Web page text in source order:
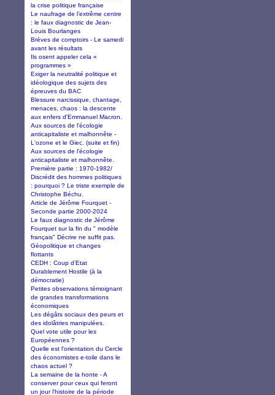
la crise politique française
Le naufrage de l’extrême centre
: le faux diagnostic de Jean-
Louis Bourlanges
Brèves de comptoirs - Le samedi
avant les résultats
Ils osent appeler cela «
programmes »
Exiger la neutralité politique et
idéologique des sujets des
épreuves du BAC
Blessure narcissique, chantage,
menaces, chaos : la descente
aux enfers d'Emmanuel Macron.
Aux sources de l'écologie
anticapitaliste et malhonnête -
L'ozone et le Giec. (suite et fin)
Aux sources de l'écologie
anticapitaliste et malhonnête.
Première partie : 1970-1982/
Discrédit des hommes politiques
: pourquoi ? Le triste exemple de
Christophe Béchu.
Article de Jérôme Fourquet -
Seconde partie 2000-2024
Le faux diagnostic de Jérôme
Fourquet sur la fin du " modèle
français" Décrire ne suffit pas.
Géopolitique et changes
flottants
CEDH : Coup d’Etat
Durablement Hostile (à la
démocratie)
Petites observations témoignant
de grandes transformations
économiques
Les dégâts sociaux des peurs et
des idolâtries manipulées.
Quel vote utile pour les
Européennes ?
Quelle est l'orientation du Cercle
des économistes e-toile dans le
chaos actuel ?
La semaine de la honte - A
conserver pour ceux qui feront
un jour l'histoire de la période